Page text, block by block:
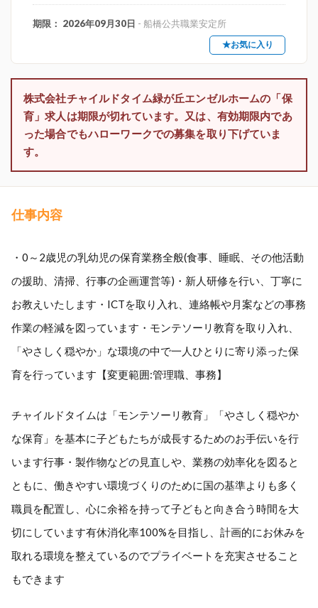
期限： 2026年09月30日 - 船橋公共職業安定所
★お気に入り
株式会社チャイルドタイム緑が丘エンゼルホームの「保
育」求人は期限が切れています。又は、有効期限内であ
った場合でもハローワークでの募集を取り下げていま
す。
仕事内容
・0～2歳児の乳幼児の保育業務全般(食事、睡眠、その他活動
の援助、清掃、行事の企画運営等)・新人研修を行い、丁寧に
お教えいたします・ICTを取り入れ、連絡帳や月案などの事務
作業の軽減を図っています・モンテソーリ教育を取り入れ、
「やさしく穏やか」な環境の中で一人ひとりに寄り添った保
育を行っています【変更範囲:管理職、事務】
チャイルドタイムは「モンテソーリ教育」「やさしく穏やか
な保育」を基本に子どもたちが成長するためのお手伝いを行
います行事・製作物などの見直しや、業務の効率化を図ると
ともに、働きやすい環境づくりのために国の基準よりも多く
職員を配置し、心に余裕を持って子どもと向き合う時間を大
切にしています有休消化率100%を目指し、計画的にお休みを
取れる環境を整えているのでプライベートを充実させること
もできます